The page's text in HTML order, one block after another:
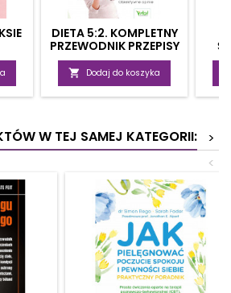
DIETA 5:2. KOMPLETNY
PRZEWODNIK PRZEPISY
KULINARNE,
OBIEKTYWNE OPINIE
 Dodaj do koszyka
W TEJ SAMEJ KATEGORII:
>
<